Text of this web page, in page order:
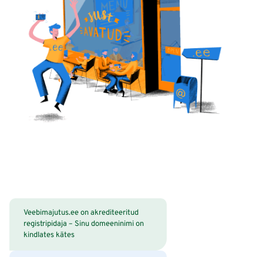
Veebimajutus.ee on akrediteeritud
registripidaja – Sinu domeeninimi on
kindlates kätes